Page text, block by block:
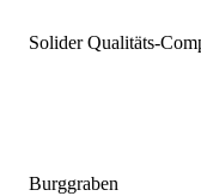
Solider Qualitäts-
Burggraben